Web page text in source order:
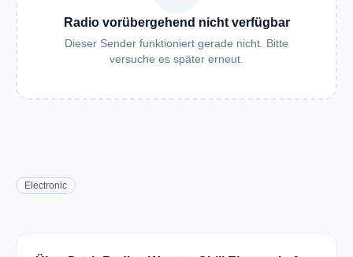
Radio vorübergehend nicht verfügbar
Dieser Sender funktioniert gerade nicht. Bitte
versuche es später erneut.
Electronic